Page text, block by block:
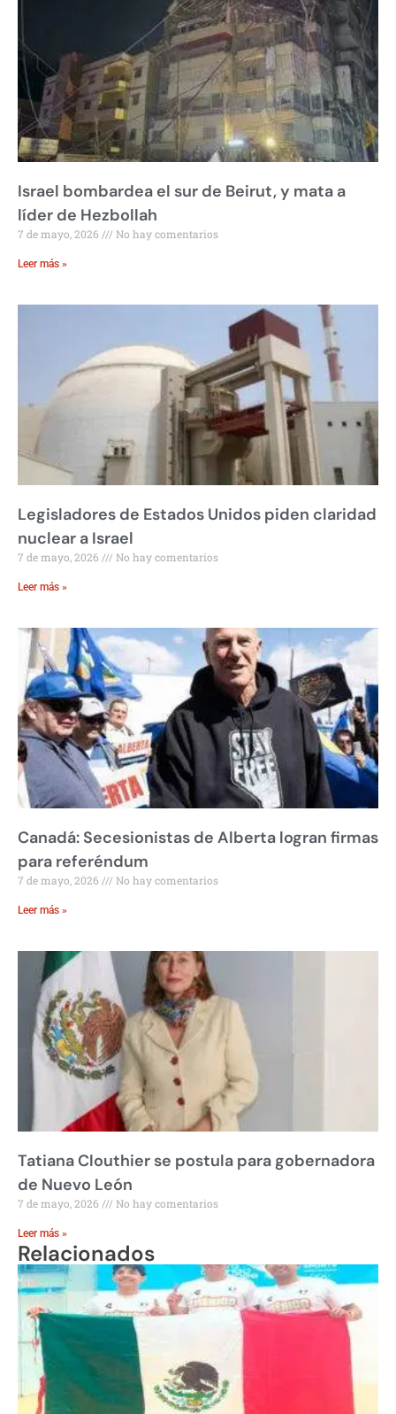
Israel bombardea el sur de Beirut, y mata a
líder de Hezbollah
7 de mayo, 2026 No hay comentarios
Leer más »
Legisladores de Estados Unidos piden claridad
nuclear a Israel
7 de mayo, 2026 No hay comentarios
Leer más »
Canadá: Secesionistas de Alberta logran firmas
para referéndum
7 de mayo, 2026 No hay comentarios
Leer más »
Tatiana Clouthier se postula para gobernadora
de Nuevo León
7 de mayo, 2026 No hay comentarios
Leer más »
Relacionados